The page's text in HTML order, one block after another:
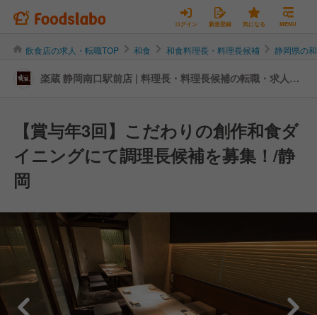
ログイン 新規登録 気になる MENU
飲食店の求人・転職TOP 和食 和食料理長・料理長候補 静岡県の
楽蔵 静岡南口駅前店 | 料理長・料理長候補の転職・求人情
【賞与年3回】こだわりの創作和食ダ
イニングにて調理長候補を募集！/静
岡